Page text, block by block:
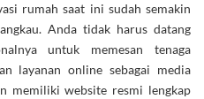
rumah saat ini sudah semakin
Anda tidak harus datang
untuk memesan tenaga
layanan online sebagai media
memiliki website resmi lengkap